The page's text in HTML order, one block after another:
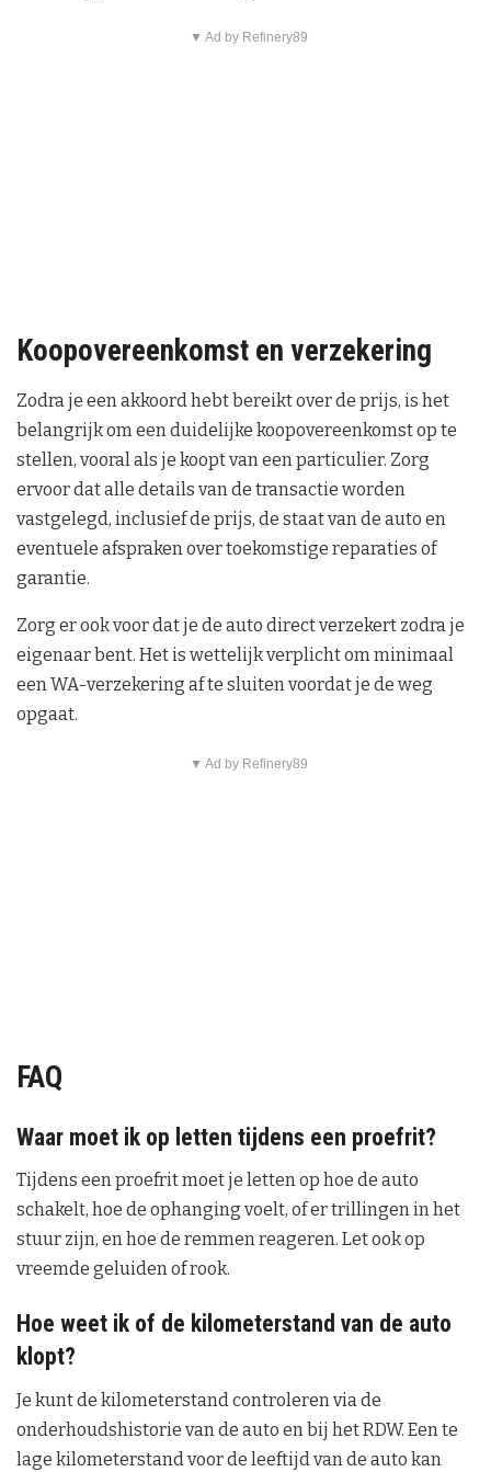
▼ Ad by Refinery89
Koopovereenkomst en verzekering
Zodra je een akkoord hebt bereikt over de prijs, is het
belangrijk om een duidelijke koopovereenkomst op te
stellen, vooral als je koopt van een particulier. Zorg
ervoor dat alle details van de transactie worden
vastgelegd, inclusief de prijs, de staat van de auto en
eventuele afspraken over toekomstige reparaties of
garantie.
Zorg er ook voor dat je de auto direct verzekert zodra je
eigenaar bent. Het is wettelijk verplicht om minimaal
een WA-verzekering af te sluiten voordat je de weg
opgaat.
▼ Ad by Refinery89
FAQ
Waar moet ik op letten tijdens een proefrit?
Tijdens een proefrit moet je letten op hoe de auto
schakelt, hoe de ophanging voelt, of er trillingen in het
stuur zijn, en hoe de remmen reageren. Let ook op
vreemde geluiden of rook.
Hoe weet ik of de kilometerstand van de auto
klopt?
Je kunt de kilometerstand controleren via de
onderhoudshistorie van de auto en bij het RDW. Een te
lage kilometerstand voor de leeftijd van de auto kan